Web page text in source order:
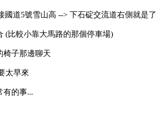
國道5號雪山高 --> 下石碇交流道右側就是了
(比較小靠大馬路的那個停車場)
椅子那邊聊天
太早來
有的事...